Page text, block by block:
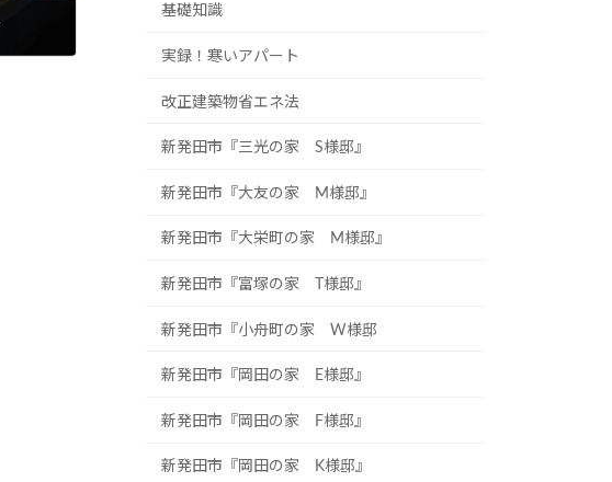
基礎知識
実録！寒いアパート
改正建築物省エネ法
新発田市『三光の家 S様邸』
新発田市『大友の家 M様邸』
新発田市『大栄町の家 M様邸』
新発田市『富塚の家 T様邸』
新発田市『小舟町の家 W様邸
新発田市『岡田の家 E様邸』
新発田市『岡田の家 F様邸』
新発田市『岡田の家 K様邸』